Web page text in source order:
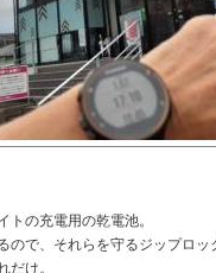
の充電用の乾電池。
で、それらを守るジップロッ
け。